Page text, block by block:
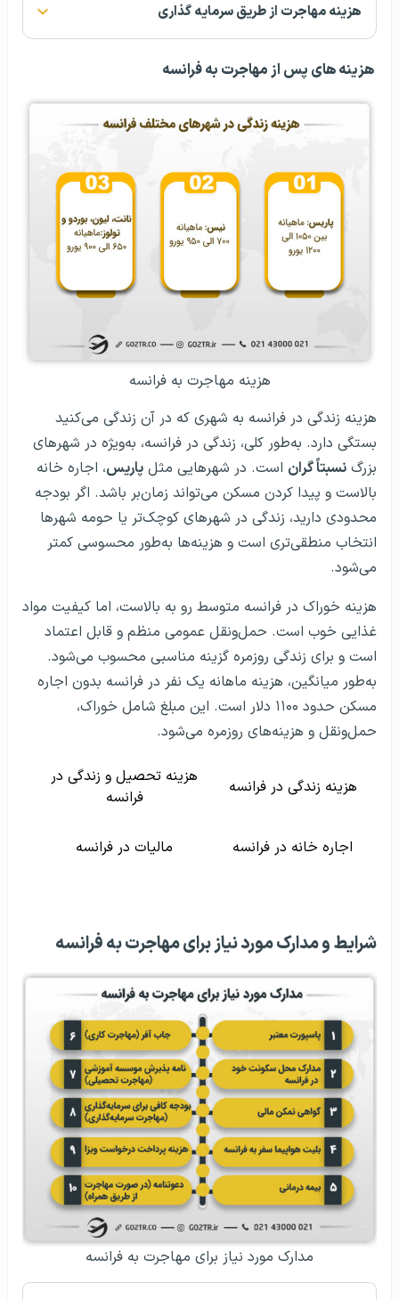
هزینه مهاجرت از طریق سرمایه گذاری
هزینه های پس از مهاجرت به فرانسه
هزینه مهاجرت به فرانسه
هزینه زندگی در فرانسه به شهری که در آن زندگی می‌کنید
بستگی دارد. به‌طور کلی، زندگی در فرانسه، به‌ویژه در شهرهای
بزرگ نسبتاً گران است. در شهرهایی مثل پاریس، اجاره خانه
بالاست و پیدا کردن مسکن می‌تواند زمان‌بر باشد. اگر بودجه
محدودی دارید، زندگی در شهرهای کوچک‌تر یا حومه شهرها
انتخاب منطقی‌تری است و هزینه‌ها به‌طور محسوسی کمتر
می‌شود.
هزینه خوراک در فرانسه متوسط رو به بالاست، اما کیفیت مواد
غذایی خوب است. حمل‌ونقل عمومی منظم و قابل اعتماد
است و برای زندگی روزمره گزینه مناسبی محسوب می‌شود.
به‌طور میانگین، هزینه ماهانه یک نفر در فرانسه بدون اجاره
مسکن حدود ۱۱۰۰ دلار است. این مبلغ شامل خوراک،
حمل‌ونقل و هزینه‌های روزمره می‌شود.
هزینه زندگی در فرانسه
هزینه تحصیل و زندگی در
فرانسه
اجاره خانه در فرانسه مالیات در فرانسه
شرایط و مدارک مورد نیاز برای مهاجرت به فرانسه
مدارک مورد نیاز برای مهاجرت به فرانسه